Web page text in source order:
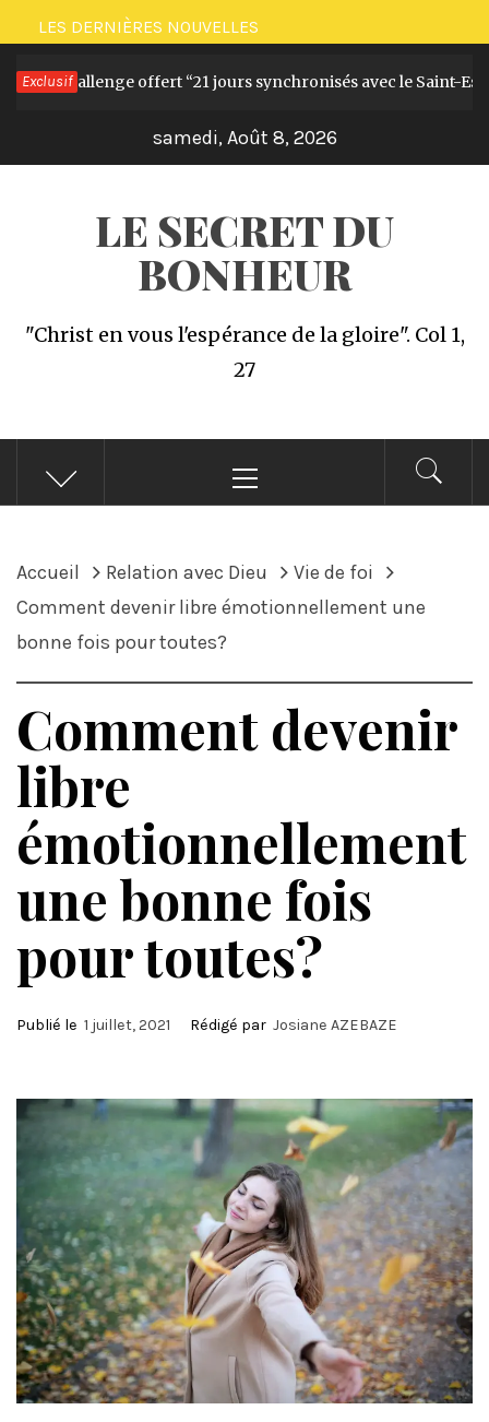
Passer
au
contenu
LES DERNIÈRES NOUVELLES
Exclusif
le Challenge offert “21 jours synchronisés avec le Saint-Esprit”
samedi, Août 8, 2026
LE SECRET DU
BONHEUR
"Christ en vous l'espérance de la gloire". Col 1,
27
principal
Accueil Relation avec Dieu
Vie de foi
Comment devenir libre émotionnellement une
bonne fois pour toutes?
Comment devenir
libre
émotionnellement
une bonne fois
pour toutes?
Publié le 1 juillet, 2021 Rédigé par Josiane AZEBAZE